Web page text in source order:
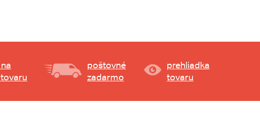
poštovné
zadarmo
prehliadka
tovaru